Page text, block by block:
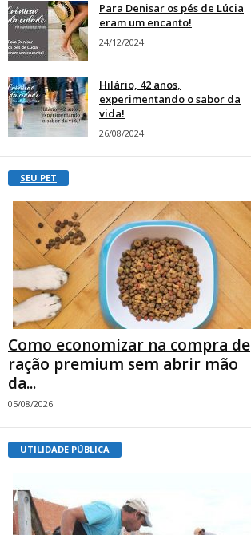
Para Denisar os pés de Lúcia
eram um encanto!
24/12/2024
Hilário, 42 anos,
experimentando o sabor da
vida!
26/08/2024
SEU PET
Como economizar na compra de
ração premium sem abrir mão
da...
05/08/2026
UTILIDADE PÚBLICA